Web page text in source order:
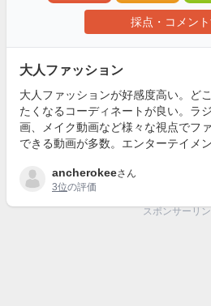
採点・コメン
大人ファッション
大人ファッションが好感度高い。ど
たくなるコーディネートが良い。ラ
画、メイク動画など様々な視点でフ
できる動画が多数。エンターテイメ
ancherokeeさん
3位の評価
スポンサーリ